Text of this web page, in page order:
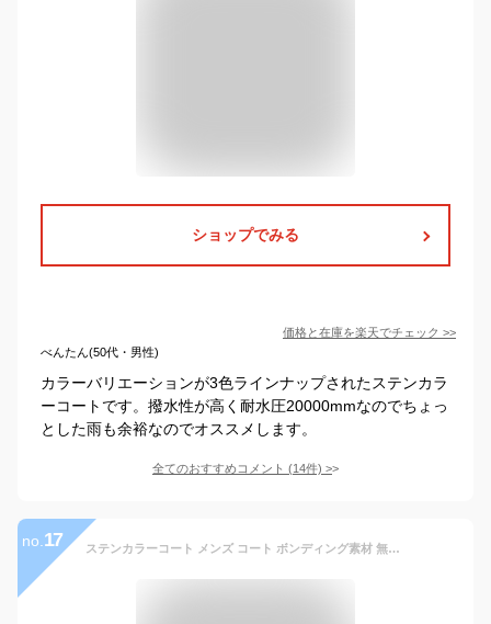
ショップでみる
価格と在庫を楽天でチェック >>
べんたん(50代・男性)
カラーバリエーションが3色ラインナップされたステンカラ
ーコートです。撥水性が高く耐水圧20000mmなのでちょっ
とした雨も余裕なのでオススメします。
全てのおすすめコメント (14件) >
no. 17 ステンカラーコート メンズ コート ボンディング素材 無地 中綿ライナー（取り外し可能）撥水加工 ブラック グレー ダークネイビー S M L LL 3L BB体 ビジネスコート スプリングコート